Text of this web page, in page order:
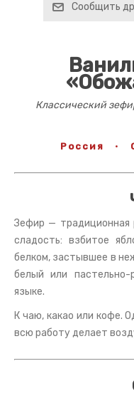
Сообщить
Классический
Россия ·
Зефир — традиционная
сладость: взбитое
белком, застывшее в
белый или пастельно-
языке.
К чаю, какао или кофе.
всю работу делает